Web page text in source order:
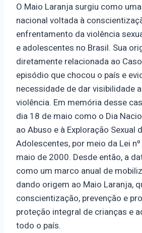
O Maio Laranja surgiu como
nacional voltada à
enfrentamento da violência
e adolescentes no Brasil. Sua
diretamente relacionada ao
episódio que chocou o país e
necessidade de dar visibilidade
violência. Em memória desse
dia 18 de maio como o Dia
ao Abuso e à Exploração Sexual
Adolescentes, por meio da Lei
maio de 2000. Desde então, a
como um marco anual de
dando origem ao Maio Laranja,
conscientização, prevenção e
proteção integral de crianças e
todo o país.